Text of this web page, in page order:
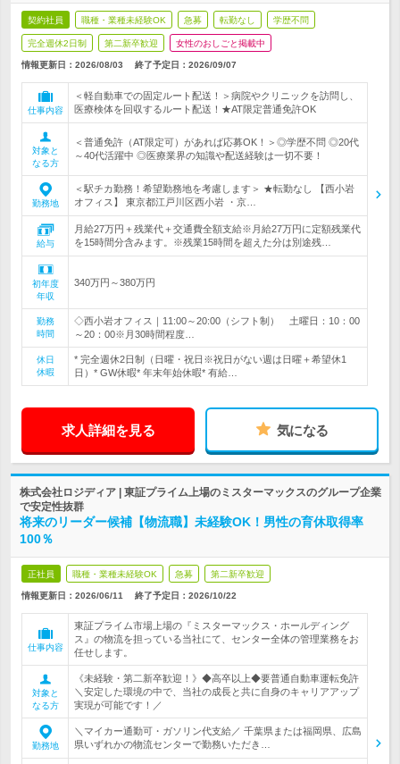
契約社員 職種・業種未経験OK 急募 転勤なし 学歴不問
完全週休2日制 第二新卒歓迎 女性のおしごと掲載中
情報更新日：2026/08/03 終了予定日： 2026/09/07
仕事内容
＜軽自動車での固定ルート配送！＞病院やクリニックを訪問し、
医療検体を回収するルート配送！★AT限定普通免許OK
対象と
なる方
＜普通免許（AT限定可）があれば応募OK！＞◎学歴不問 ◎20代
～40代活躍中 ◎医療業界の知識や配送経験は一切不要！
勤務地
＜駅チカ勤務！希望勤務地を考慮します＞ ★転勤なし 【西小岩
オフィス】 東京都江戸川区西小岩 ・京…
給与
月給27万円＋残業代＋交通費全額支給※月給27万円に定額残業代
を15時間分含みます。※残業15時間を超えた分は別途残…
初年度
年収
340万円～380万円
勤務
時間
◇西小岩オフィス｜11:00～20:00（シフト制） 土曜日：10：00
～20：00※月30時間程度…
休日
休暇
* 完全週休2日制（日曜・祝日※祝日がない週は日曜＋希望休1
日）* GW休暇* 年末年始休暇* 有給…
求人詳細を見る 気になる
株式会社ロジディア | 東証プライム上場のミスターマックスのグループ企業
で安定性抜群
将来のリーダー候補【物流職】未経験OK！男性の育休取得率
100％
正社員 職種・業種未経験OK 急募 第二新卒歓迎
情報更新日：2026/06/11 終了予定日： 2026/10/22
仕事内容
東証プライム市場上場の『ミスターマックス・ホールディング
ス』の物流を担っている当社にて、センター全体の管理業務をお
任せします。
対象と
なる方
《未経験・第二新卒歓迎！》◆高卒以上◆要普通自動車運転免許
＼安定した環境の中で、当社の成長と共に自身のキャリアアップ
実現が可能です！／
勤務地
＼マイカー通勤可・ガソリン代支給／ 千葉県または福岡県、広島
県いずれかの物流センターで勤務いただき…